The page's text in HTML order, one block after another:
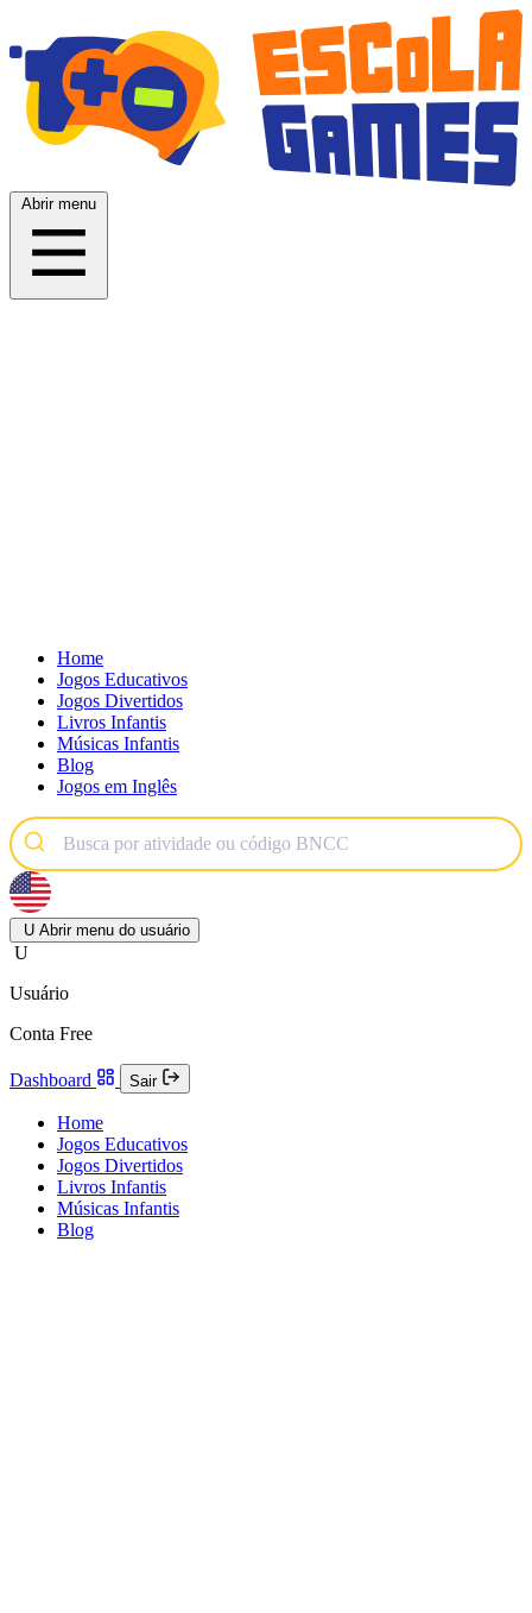
Abrir menu
Home
Jogos Educativos
Jogos Divertidos
Livros Infantis
Músicas Infantis
Blog
Jogos em Inglês
U Abrir menu do usuário
U
Usuário
Conta Free
Dashboard Sair
Home
Jogos Educativos
Jogos Divertidos
Livros Infantis
Músicas Infantis
Blog